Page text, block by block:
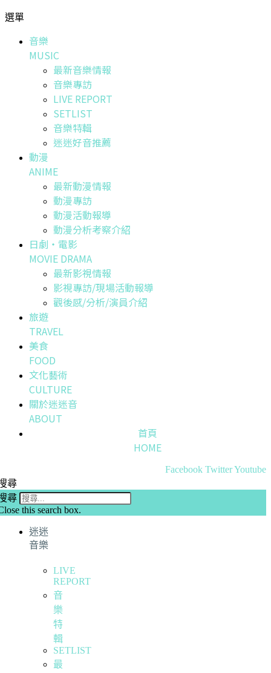
選單
音樂
MUSIC
最新音樂情報
音樂專訪
LIVE REPORT
SETLIST
音樂特輯
迷迷好音推薦
動漫
ANIME
最新動漫情報
動漫專訪
動漫活動報導
動漫分析考察介紹
日劇・電影
MOVIE DRAMA
最新影視情報
影視專訪/現場活動報導
觀後感/分析/演員介紹
旅遊
TRAVEL
美食
FOOD
文化藝術
CULTURE
關於迷迷音
ABOUT
首頁
HOME
Facebook TwitterYoutube
尋
尋
this search box.
迷迷
音樂
LIVE
REPORT
音
樂
特
輯
SETLIST
最